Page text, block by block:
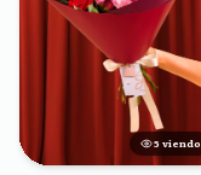
4 viendo